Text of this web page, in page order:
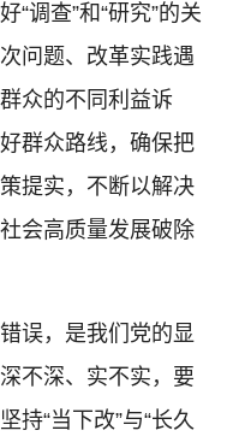
“调查”和“研究”的关
问题、改革实践遇
众的不同利益诉
群众路线，确保把
提实，不断以解决
会高质量发展破除
误，是我们党的显
不深、实不实，要
持“当下改”与“长久